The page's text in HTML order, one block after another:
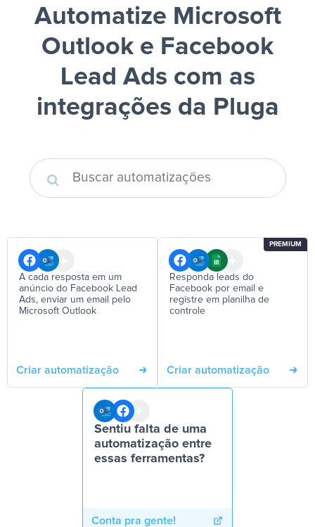
Automatize Microsoft
Outlook e Facebook
Lead Ads com as
integrações da Pluga
A cada resposta em um
anúncio do Facebook Lead
Ads, enviar um email pelo
Microsoft Outlook
Criar automatização
PREMIUM
Responda leads do
Facebook por email e
registre em planilha de
controle
Criar automatização
Sentiu falta de uma
automatização entre
essas ferramentas?
Conta pra gente!